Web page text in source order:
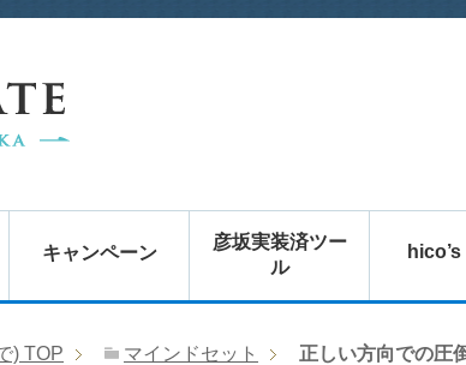
キャンペーン
彦坂実装済ツー
ル
) TOP マインドセット 正しい方向での圧